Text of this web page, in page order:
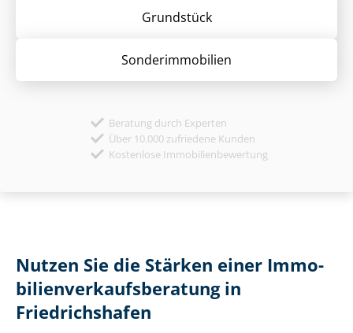
Grund­stück
Sonder­immobilien
Beratung durch Experten
Über 10.000 zufriedene Kunden
Kostenlose Immobilienbewertung
Nutzen Sie die Stärken einer Im­mo­
bi­li­en­ver­kaufs­be­ra­tung in
Friedrichshafen